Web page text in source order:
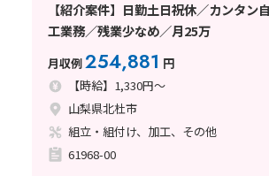
【紹介案件】日勤土日祝休／カンタン
工業務／残業少なめ／月25万
月収例254,881 円
【時給】1,330円～
山梨県北杜市
組立・組付け、加工、その他
61968-00